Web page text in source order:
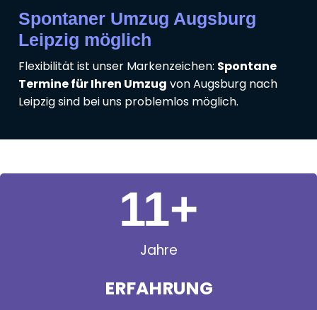
Spontaner Umzug Augsburg
Leipzig möglich
Flexibilität ist unser Markenzeichen: Spontane
Termine für Ihren Umzug von Augsburg nach
Leipzig sind bei uns problemlos möglich.
Jahre
ERFAHRUNG
11+